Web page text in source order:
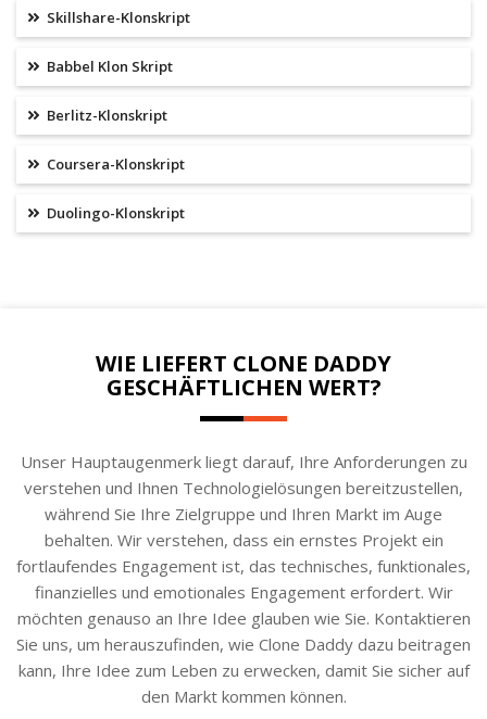
Skillshare-Klonskript
Babbel Klon Skript
Berlitz-Klonskript
Coursera-Klonskript
Duolingo-Klonskript
WIE LIEFERT CLONE DADDY
GESCHÄFTLICHEN WERT?
Unser Hauptaugenmerk liegt darauf, Ihre Anforderungen zu
verstehen und Ihnen Technologielösungen bereitzustellen,
während Sie Ihre Zielgruppe und Ihren Markt im Auge
behalten. Wir verstehen, dass ein ernstes Projekt ein
fortlaufendes Engagement ist, das technisches, funktionales,
finanzielles und emotionales Engagement erfordert. Wir
möchten genauso an Ihre Idee glauben wie Sie. Kontaktieren
Sie uns, um herauszufinden, wie Clone Daddy dazu beitragen
kann, Ihre Idee zum Leben zu erwecken, damit Sie sicher auf
den Markt kommen können.